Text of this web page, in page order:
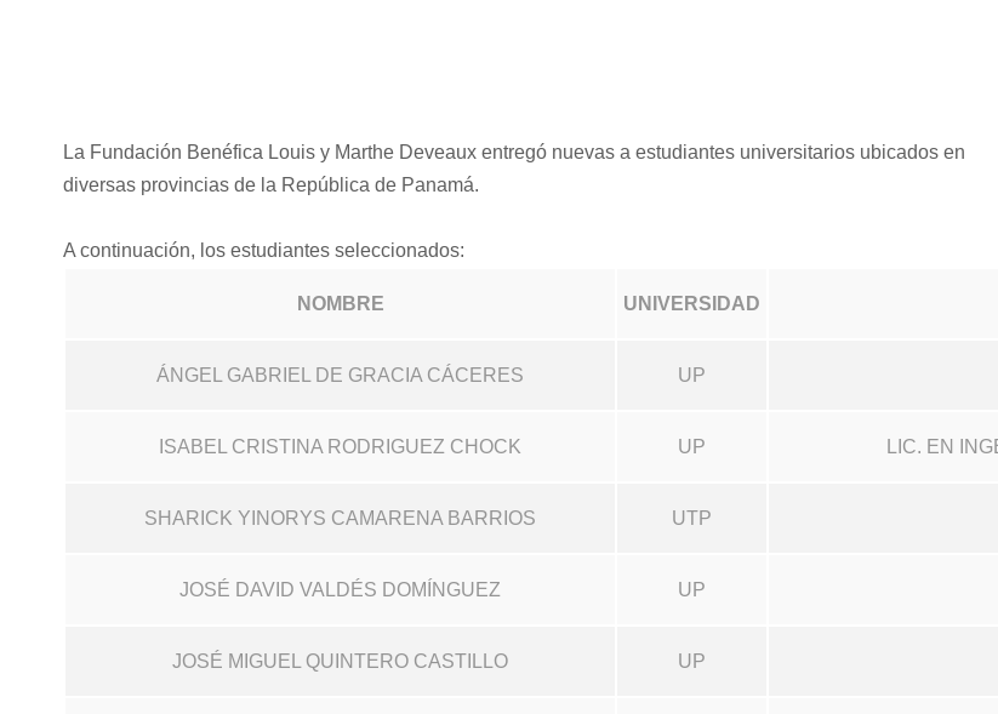
La Fundación Benéfica Louis y Marthe Deveaux entregó nuevas a estudiantes universitarios ubicados en
diversas provincias de la República de Panamá.
A continuación, los estudiantes seleccionados:
NOMBRE UNIVERSIDAD
ÁNGEL GABRIEL DE GRACIA CÁCERES UP
ISABEL CRISTINA RODRIGUEZ CHOCK UP LIC. EN
SHARICK YINORYS CAMARENA BARRIOS UTP
JOSÉ DAVID VALDÉS DOMÍNGUEZ UP
JOSÉ MIGUEL QUINTERO CASTILLO UP